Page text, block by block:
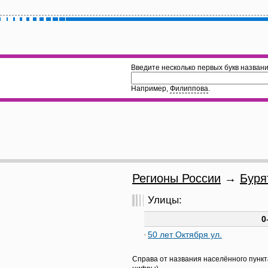
Введите несколько первых букв
Например, Филиппова.
Регионы России →
Улицы:
50 лет Октября ул.
Справа от названия населённого